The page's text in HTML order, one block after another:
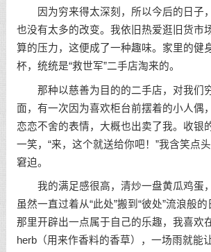
因为穷来得太深刻，所以今后的日子，
也没有太多的改变。我依旧热爱逛旧货市
算的压力，这便成了一种趣味。家里的健
杯，统统是“救世军”二手店淘来的。
那种以慈善为目的的二手店，对我们
面，有一次因为喜欢柜台前摆着的小人偶
恋恋不舍的表情，大概也出卖了我。收银
一笑，“来，这个就送给你吧！”我含笑点
窘迫。
我的满足感很高，清炒一盘黄瓜鸡蛋，
虽然一直过着从“此处”搬到“彼处”流浪般
那里开辟出一点属于自己的乐趣，我喜欢
herb（用来作香料的香草），一场雨就能